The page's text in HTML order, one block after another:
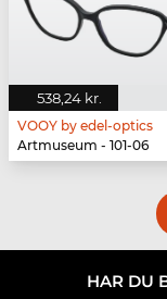
538,24 kr.
VOOY by edel-optics
Artmuseum - 101-06
HAR DU